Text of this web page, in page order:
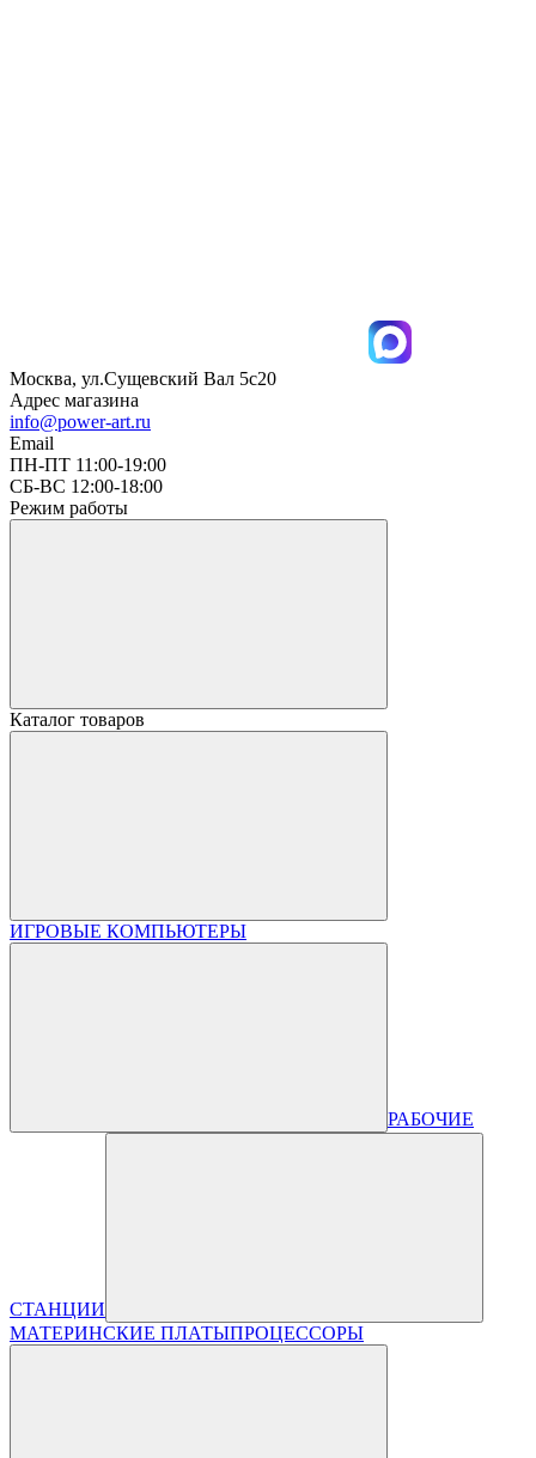
Москва, ул.Сущевский Вал 5с20
Адрес магазина
info@power-art.ru
Email
ПН-ПТ 11:00-19:00
СБ-ВС 12:00-18:00
Режим работы
Каталог товаров
ИГРОВЫЕ КОМПЬЮТЕРЫ
РАБОЧИЕ
СТАНЦИИ
МАТЕРИНСКИЕ ПЛАТЫПРОЦЕССОРЫ